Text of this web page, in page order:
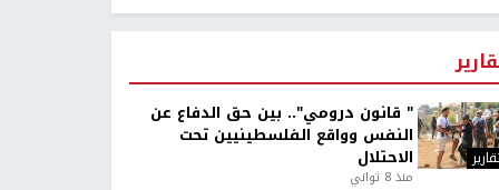
" قانون درومي".. بين حق الدفاع عن
النفس وواقع الفلسطينيين تحت
الاحتلال
منذ 8 ثواني